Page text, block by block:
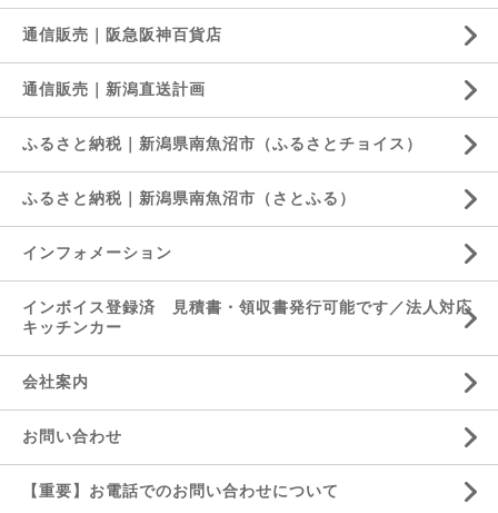
通信販売｜阪急阪神百貨店
通信販売｜新潟直送計画
ふるさと納税｜新潟県南魚沼市（ふるさとチョイス）
ふるさと納税｜新潟県南魚沼市（さとふる）
インフォメーション
インボイス登録済 見積書・領収書発行可能です／法人対応
キッチンカー
会社案内
お問い合わせ
【重要】お電話でのお問い合わせについて